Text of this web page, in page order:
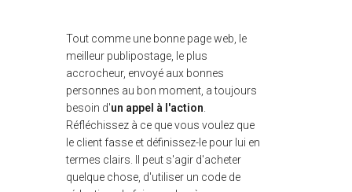
Tout comme une bonne page web, le
meilleur publipostage, le plus
accrocheur, envoyé aux bonnes
personnes au bon moment, a toujours
besoin d'un appel à l'action
Réfléchissez à ce que vous voulez que
le client fasse et définissez-le pour lui en
termes clairs. Il peut s'agir d'acheter
quelque chose, d'utiliser un code de